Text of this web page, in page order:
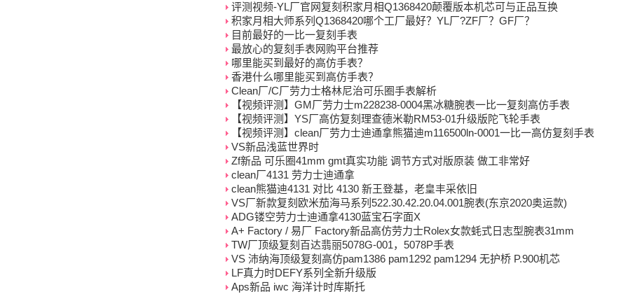
评测视频-YL厂官网复刻积家月相Q1368420颠覆版本机芯可与正品互换
积家月相大师系列Q1368420哪个工厂最好？YL厂?ZF厂？GF厂？
目前最好的一比一复刻手表
最放心的复刻手表网购平台推荐
哪里能买到最好的高仿手表？
香港什么哪里能买到高仿手表？
Clean厂/C厂劳力士格林尼治可乐圈手表解析
【视频评测】GM厂劳力士m228238-0004黑冰糖腕表一比一复刻高仿手表
【视频评测】YS厂高仿复刻理查德米勒RM53-01升级版陀飞轮手表
【视频评测】clean厂劳力士迪通拿熊猫迪m116500ln-0001一比一高仿复刻手表
VS新品浅蓝世界时
Zf新品 可乐圈41mm gmt真实功能 调节方式对版原装 做工非常好
clean厂4131 劳力士迪通拿
clean熊猫迪4131 对比 4130 新王登基，老皇丰采依旧
VS厂新款复刻欧米茄海马系列522.30.42.20.04.001腕表(东京2020奥运款)
ADG镂空劳力士迪通拿4130蓝宝石字面X
A+ Factory / 易厂 Factory新品高仿劳力士Rolex女款蚝式日志型腕表31mm
TW厂顶级复刻百达翡丽5078G-001，5078P手表
VS 沛纳海顶级复刻高仿pam1386 pam1292 pam1294 无护桥 P.900机芯
LF真力时DEFY系列全新升级版
Aps新品 iwc 海洋计时库斯托